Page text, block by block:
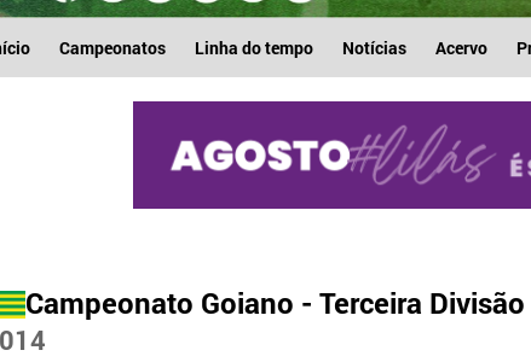
Campeonatos Linha do tempo Notícias Acervo
Campeonato Goiano - Terceira Divisão